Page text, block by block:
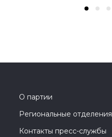
О партии
Региональные отделения
Контакты пресс-службы